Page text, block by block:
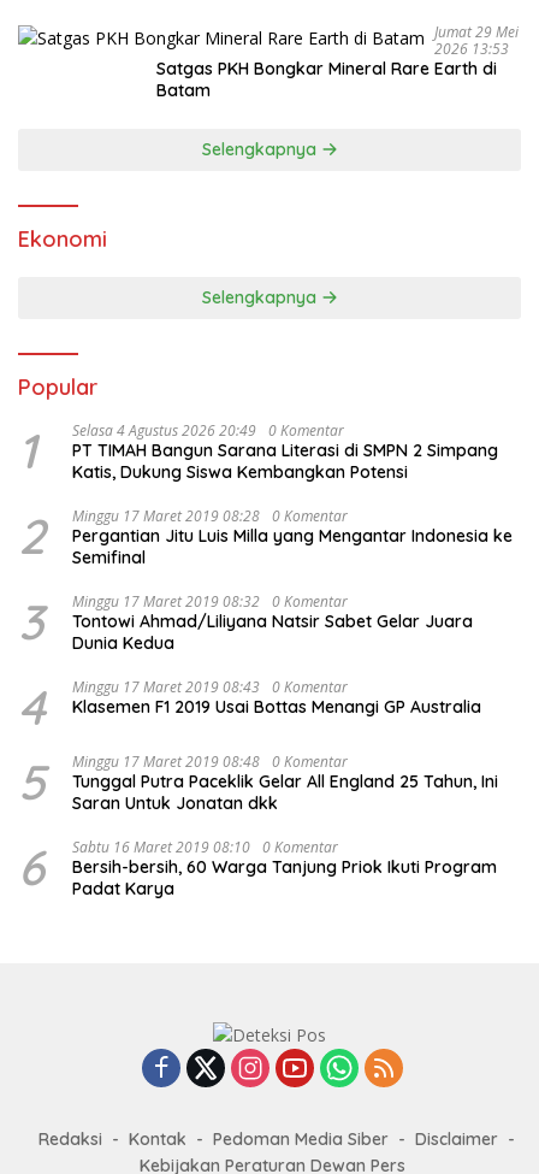
Jumat 29 Mei
2026 13:53
Satgas PKH Bongkar Mineral Rare Earth di
Selengkapnya
Ekonomi
Selengkapnya
Popular
1 Selasa 4 Agustus 2026 20:49 0 Komentar
PT TIMAH Bangun Sarana Literasi di SMPN 2 Simpang
Katis, Dukung Siswa Kembangkan Potensi
2 Minggu 17 Maret 2019 08:28 0 Komentar
Pergantian Jitu Luis Milla yang Mengantar Indonesia ke
Semifinal
3 Minggu 17 Maret 2019 08:32 0 Komentar
Tontowi Ahmad/Liliyana Natsir Sabet Gelar Juara
Dunia Kedua
4 Minggu 17 Maret 2019 08:43 0 Komentar
Klasemen F1 2019 Usai Bottas Menangi GP Australia
5 Minggu 17 Maret 2019 08:48 0 Komentar
Tunggal Putra Paceklik Gelar All England 25 Tahun, Ini
Saran Untuk Jonatan dkk
6 Sabtu 16 Maret 2019 08:10 0 Komentar
Bersih-bersih, 60 Warga Tanjung Priok Ikuti Program
Padat Karya
Redaksi Kontak Pedoman Media Siber
Disclaimer
Kebijakan Peraturan Dewan Pers